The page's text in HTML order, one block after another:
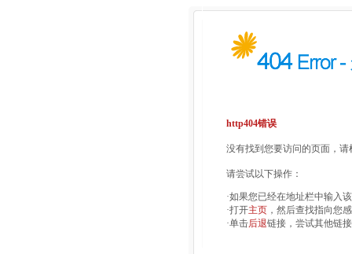
http404错误
没有找到您要访问的页面，
请尝试以下操作：
·如果您已经在地址栏中输入
·打开主页 ，然后查找指向您
·单击后退链接，尝试其他链